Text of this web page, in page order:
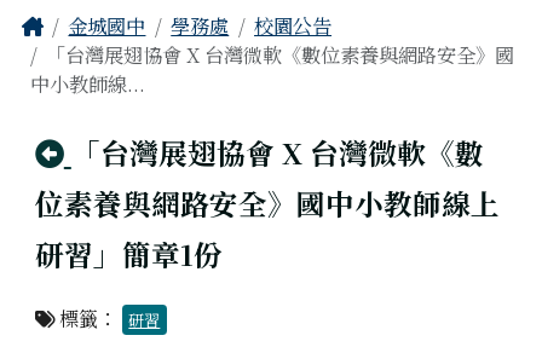
主內容區域
Home
金城國中 學務處
校園公告
「台灣展翅協會 X 台灣微軟《數位素養與網路安全》國
中小教師線...
回上頁
「台灣展翅協會 X 台灣微軟《數
位素養與網路安全》國中小教師線上
研習」簡章1份
標籤： 研習
頁尾區域